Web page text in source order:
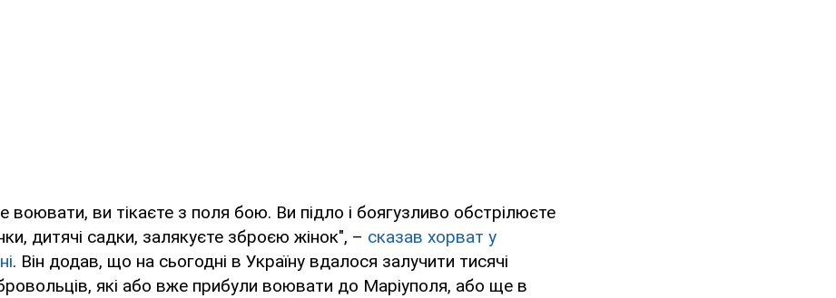
воювати, ви тікаєте з поля бою. Ви підло і боягузливо обстрілюєте
дитячі садки, залякуєте зброєю жінок", – сказав хорват у
. Він додав, що на сьогодні в Україну вдалося залучити тисячі
які або вже прибули воювати до Маріуполя, або ще в